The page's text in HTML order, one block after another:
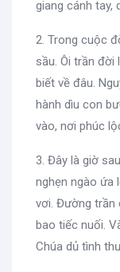
giang cánh tay,
2. Trong cuộc
sầu. Ôi trần đời
biết về đâu.
hành dìu con
vào, nơi phúc
3. Đây là giờ
nghẹn ngào ứa
vơi. Đường trần
bao tiếc nuối.
Chúa dủ tình